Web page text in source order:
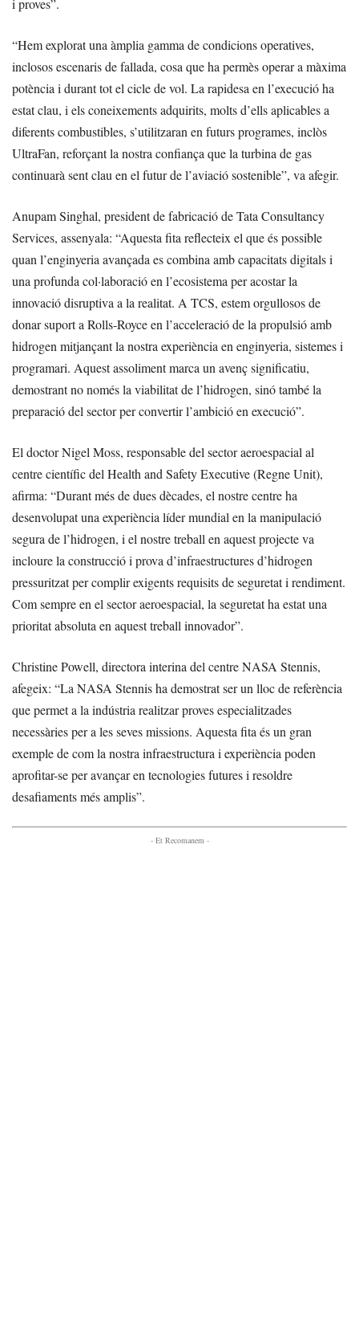
i proves”.
“Hem explorat una àmplia gamma de condicions operatives,
inclosos escenaris de fallada, cosa que ha permès operar a màxima
potència i durant tot el cicle de vol. La rapidesa en l’execució ha
estat clau, i els coneixements adquirits, molts d’ells aplicables a
diferents combustibles, s’utilitzaran en futurs programes, inclòs
UltraFan, reforçant la nostra confiança que la turbina de gas
continuarà sent clau en el futur de l’aviació sostenible”, va afegir.
Anupam Singhal, president de fabricació de Tata Consultancy
Services, assenyala: “Aquesta fita reflecteix el que és possible
quan l’enginyeria avançada es combina amb capacitats digitals i
una profunda col·laboració en l’ecosistema per acostar la
innovació disruptiva a la realitat. A TCS, estem orgullosos de
donar suport a Rolls-Royce en l’acceleració de la propulsió amb
hidrogen mitjançant la nostra experiència en enginyeria, sistemes i
programari. Aquest assoliment marca un avenç significatiu,
demostrant no només la viabilitat de l’hidrogen, sinó també la
preparació del sector per convertir l’ambició en execució”.
El doctor Nigel Moss, responsable del sector aeroespacial al
centre científic del Health and Safety Executive (Regne Unit),
afirma: “Durant més de dues dècades, el nostre centre ha
desenvolupat una experiència líder mundial en la manipulació
segura de l’hidrogen, i el nostre treball en aquest projecte va
incloure la construcció i prova d’infraestructures d’hidrogen
pressuritzat per complir exigents requisits de seguretat i rendiment.
Com sempre en el sector aeroespacial, la seguretat ha estat una
prioritat absoluta en aquest treball innovador”.
Christine Powell, directora interina del centre NASA Stennis,
afegeix: “La NASA Stennis ha demostrat ser un lloc de referència
que permet a la indústria realitzar proves especialitzades
necessàries per a les seves missions. Aquesta fita és un gran
exemple de com la nostra infraestructura i experiència poden
aprofitar-se per avançar en tecnologies futures i resoldre
desafiaments més amplis”.
- Et Recomanem -